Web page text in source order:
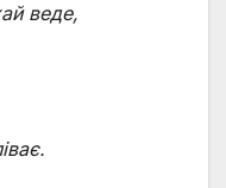
веде,